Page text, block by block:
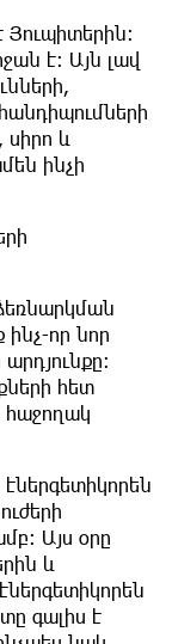
Յուպիտերին։
է։ Այն լավ
և
ինչի
որ նոր
հետ
Այս օրը
և
գալիս է